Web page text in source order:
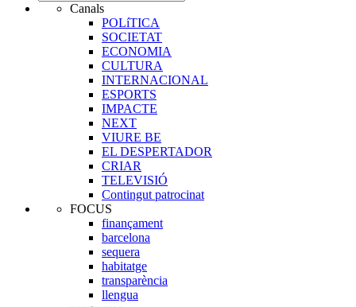
Canals
POLíTICA
SOCIETAT
ECONOMIA
CULTURA
INTERNACIONAL
ESPORTS
IMPACTE
NEXT
VIURE BE
EL DESPERTADOR
CRIAR
TELEVISIÓ
Contingut patrocinat
FOCUS
finançament
barcelona
sequera
habitatge
transparència
llengua